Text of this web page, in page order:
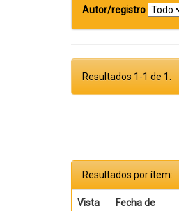
Autor/registro
Resultados 1-1 de 1.
Resultados por ítem:
Vista Fecha de